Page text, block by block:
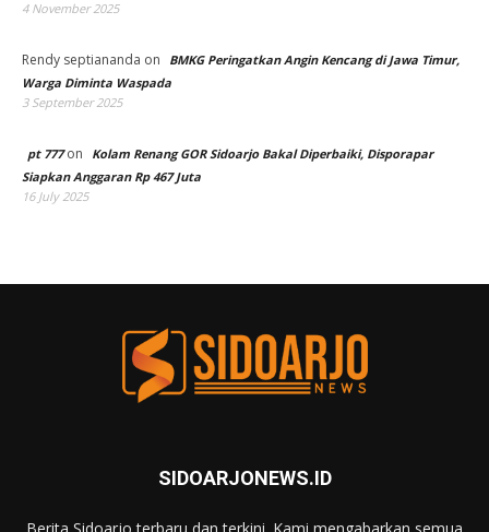
4 November 2025
Rendy septiananda on
BMKG Peringatkan Angin Kencang di Jawa Timur,
Warga Diminta Waspada
3 September 2025
pt 777on
Kolam Renang GOR Sidoarjo Bakal Diperbaiki, Disporapar
Siapkan Anggaran Rp 467 Juta
16 July 2025
SIDOARJONEWS.ID